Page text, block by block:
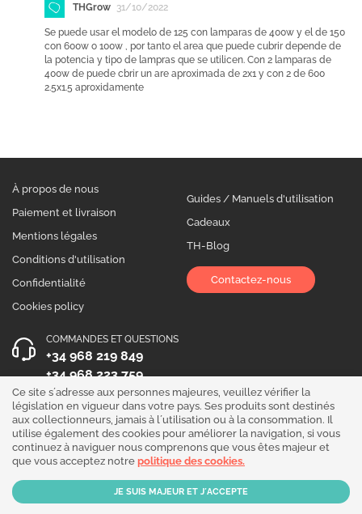
THGrow 31/10/2022
Se puede usar el modelo de 125 con lamparas de 400w y el de 150
con 600w o 100w , por tanto el area que puede cubrir depende de
la potencia y tipo de lampras que se utilicen. Con 2 lamparas de
400w de puede cbrir un are aproximada de 2x1 y con 2 de 600
2.5x1.5 aproxidamente
À propos de nous
Paiement et livraison
Mentions légales
Conditions d'utilisation
Confidentialité
Cookies policy
Guides / Manuels d'utilisation
Cadeaux
TH-Blog
Contactez-nous
COMMANDES ET QUESTIONS
+34 968 219 849
+34 968 223 759
HEURES D´OUVERTURE
Du lundi au vendredi 10:00 - 19:00
Suivez-nous !
Ce site s´adresse aux personnes majeures, veuillez vérifier la
législation en vigueur dans votre pays. Ses produits sont destinés
aux collectionneurs, jamais à l´utilisation ou à la consommation. Il
utilise également des cookies pour améliorer la navigation, si vous
continuez à naviguer nous comprenons que vous êtes majeur et
que vous acceptez notre politique des cookies.